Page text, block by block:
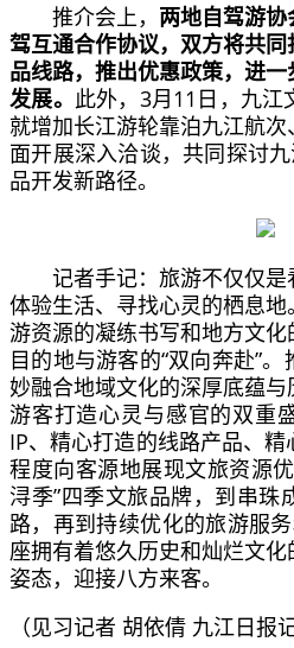
推介会上， 两地自驾游
驾互通合作协议，双方将共
品线路，推出优惠政策，进
发展。 此外，3月11日，九江
就增加长江游轮靠泊九江航
面开展深入洽谈，共同探讨
品开发新路径。
记者手记：旅游不仅仅是
体验生活、寻找心灵的栖息
游资源的凝练书写和地方文
目的地与游客的“双向奔赴”
妙融合地域文化的深厚底蕴
游客打造心灵与感官的双重
IP、精心打造的线路产品、
程度向客源地展现文旅资源
浔季”四季文旅品牌，到串珠
路，再到持续优化的旅游服
座拥有着悠久历史和灿烂文
姿态，迎接八方来客。
（见习记者 胡依倩 九江日报